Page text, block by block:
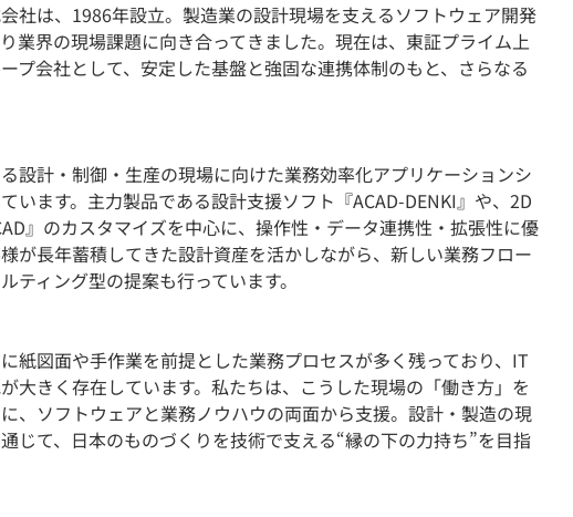
社は、1986年設立。製造業の設計現場を支えるソフトウェア開発
業界の現場課題に向き合ってきました。現在は、東証プライム上
プ会社として、安定した基盤と強固な連携体制のもと、さらなる
設計・制御・生産の現場に向けた業務効率化アプリケーションシ
います。主力製品である設計支援ソフト『ACAD-DENKI』や、2D
』のカスタマイズを中心に、操作性・データ連携性・拡張性に優
が長年蓄積してきた設計資産を活かしながら、新しい業務フロー
ティング型の提案も行っています。
紙図面や手作業を前提とした業務プロセスが多く残っており、IT
大きく存在しています。私たちは、こうした現場の「働き方」を
、ソフトウェアと業務ノウハウの両面から支援。設計・製造の現
じて、日本のものづくりを技術で支える“縁の下の力持ち”を目指